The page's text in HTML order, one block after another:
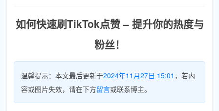
如何快速刷TikTok点赞 – 提升你的热度与
粉丝！
温馨提示：本文最后更新于2024年11月27日 15:01 ，若内
容或图片失效，请在下方留言或联系博主。